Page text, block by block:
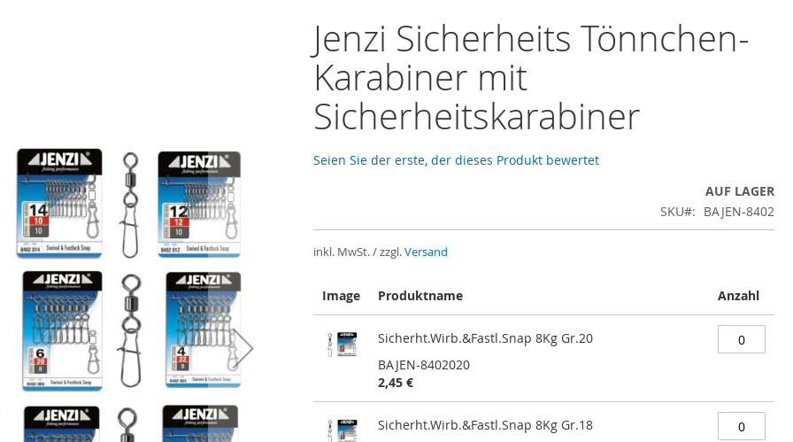
Jenzi Sicherheits Tönnchen-
Karabiner mit
Sicherheitskarabiner
Seien Sie der erste, der dieses Produkt bewertet
AUF LAGER
SKU
BAJEN-8402
inkl. MwSt. / zzgl.Versand
Produkte
Image Produktname Anzahl
Sicherht.Wirb.&Fastl.Snap 8Kg Gr.20
BAJEN-8402020
2,45 €
Sicherht.Wirb.&Fastl.Snap 8Kg Gr.18